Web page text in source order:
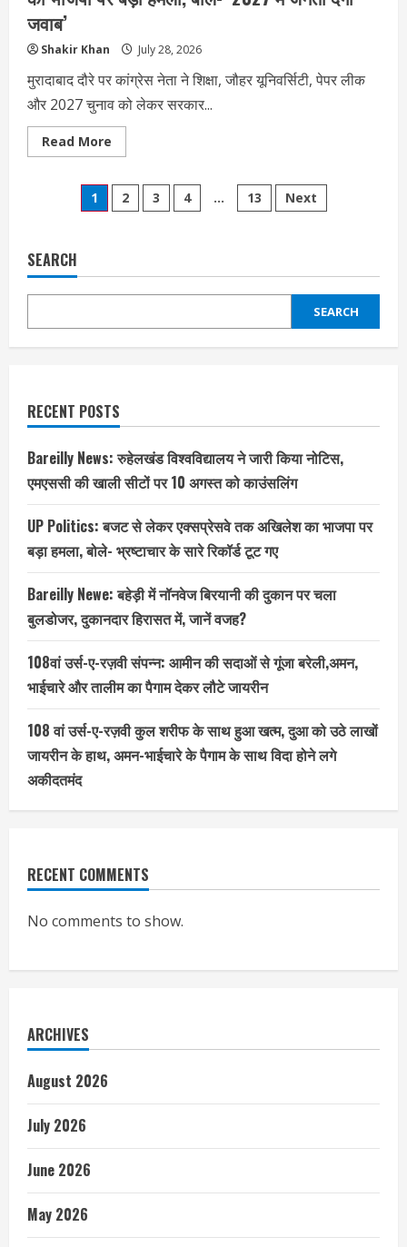
जवाब’
Shakir Khan July 28, 2026
मुरादाबाद दौरे पर कांग्रेस नेता ने शिक्षा, जौहर यूनिवर्सिटी, पेपर लीक
और 2027 चुनाव को लेकर सरकार...
Read More
more
News:
कांग्रेस
प्रभारी
भाजपा
पर
बोले-
‘2027
Posts
1 2 3 4 … 13 Next
SEARCH
SEARCH
RECENT POSTS
Bareilly News: रुहेलखंड विश्वविद्यालय ने जारी किया नोटिस,
एमएससी की खाली सीटों पर 10 अगस्त को काउंसलिंग
UP Politics: बजट से लेकर एक्सप्रेसवे तक अखिलेश का भाजपा पर
बड़ा हमला, बोले- भ्रष्टाचार के सारे रिकॉर्ड टूट गए
Bareilly Newe: बहेड़ी में नॉनवेज बिरयानी की दुकान पर चला
बुलडोजर, दुकानदार हिरासत में, जानें वजह?
108वां उर्स-ए-रज़वी संपन्न: आमीन की सदाओं से गूंजा बरेली,अमन,
भाईचारे और तालीम का पैगाम देकर लौटे जायरीन
108 वां उर्स-ए-रज़वी कुल शरीफ के साथ हुआ खत्म, दुआ को उठे लाखों
जायरीन के हाथ, अमन-भाईचारे के पैगाम के साथ विदा होने लगे
अकीदतमंद
RECENT COMMENTS
No comments to show.
ARCHIVES
August 2026
July 2026
June 2026
May 2026